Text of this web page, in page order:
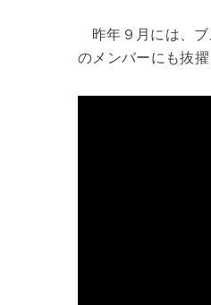
昨年９月には、
のメンバーにも抜擢